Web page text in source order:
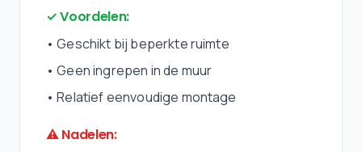
✓ Voordelen:
•Geschikt bij beperkte ruimte
•Geen ingrepen in de muur
•Relatief eenvoudige montage
⚠ Nadelen: